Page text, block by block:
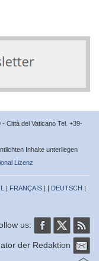
Città del Vaticano Tel. +39-
Inhalte unterliegen
Lizenz
| FRANÇAIS | | DEUTSCH |
us:
der Redaktion